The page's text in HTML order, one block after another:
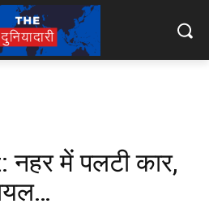
में पलटी कार,